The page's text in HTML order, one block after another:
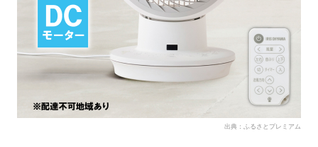
出典：ふるさとプレミアム